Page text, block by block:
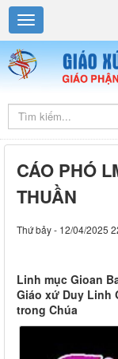
CÁO PHÓ
THUẦN
Thứ bảy - 12/04/2025
Linh mục Gioan
Giáo xứ Duy Linh
trong Chúa